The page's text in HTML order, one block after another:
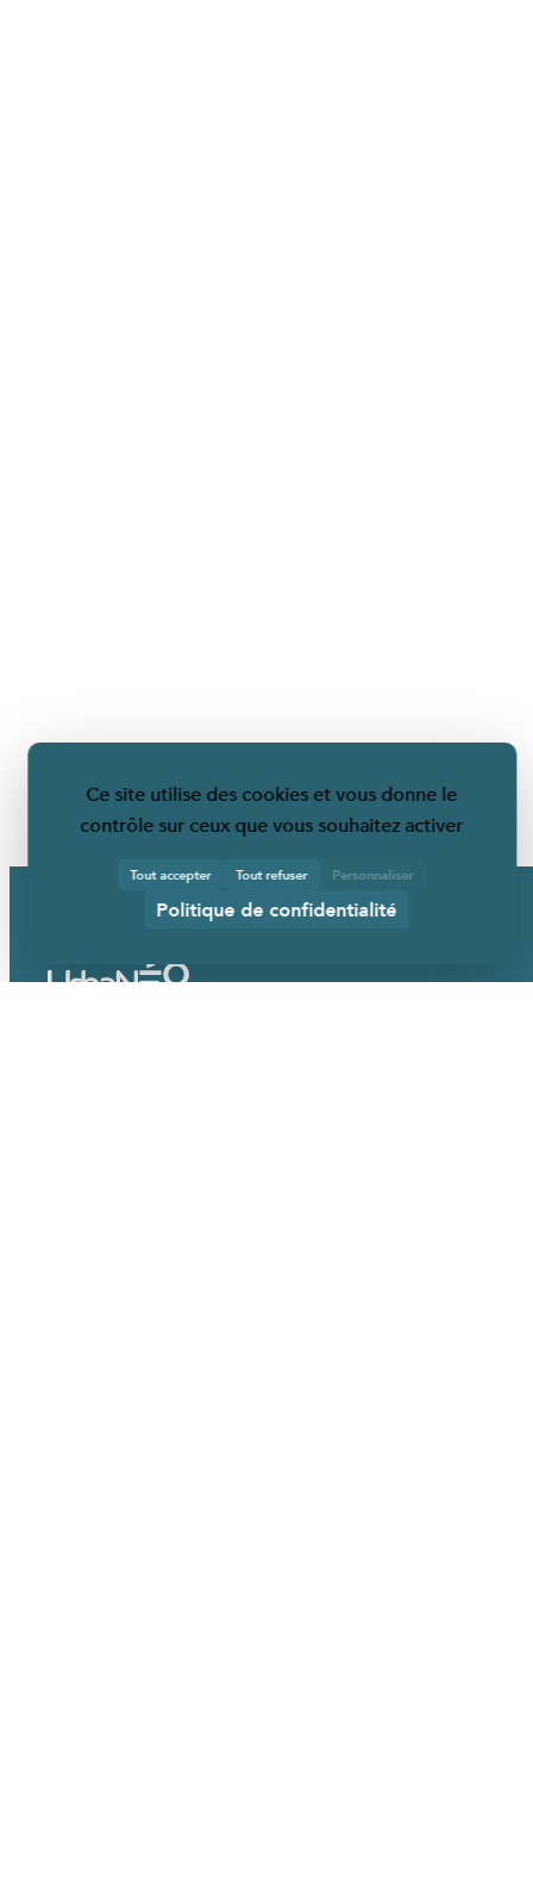
Ce site utilise des cookies et vous donne le
contrôle sur ceux que vous souhaitez activer
Tout accepter Tout refuser Personnaliser
Politique de confidentialité